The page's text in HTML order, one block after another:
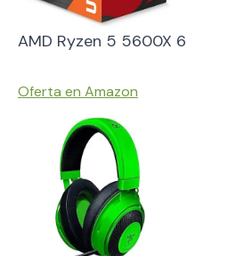
AMD Ryzen 5 5600X 6
Oferta en Amazon